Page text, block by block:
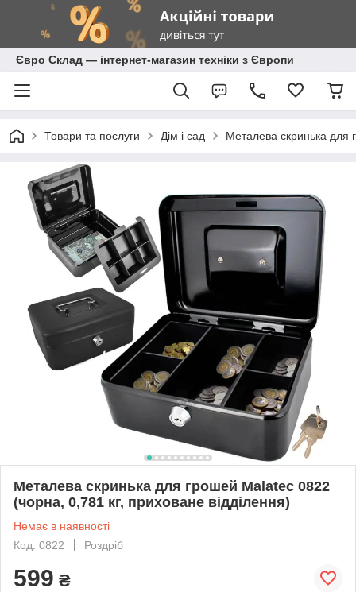
Євро Склад — інтернет-магазин техніки з Європи
Товари та послуги Дім і сад Металева скринька для
Металева скринька для грошей Malatec 0822
(чорна, 0,781 кг, приховане відділення)
Немає в наявності
Код: 0822
Роздріб
599 ₴